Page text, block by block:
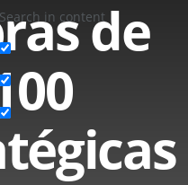
Search in contentde